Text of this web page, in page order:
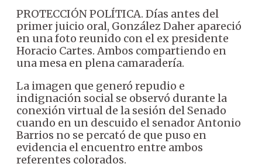
PROTECCIÓN POLÍTICA. Días antes del
primer juicio oral, González Daher apareció
en una foto reunido con el ex presidente
Horacio Cartes. Ambos compartiendo en
una mesa en plena camaradería.
La imagen que generó repudio e
indignación social se observó durante la
conexión virtual de la sesión del Senado
cuando en un descuido el senador Antonio
Barrios no se percató de que puso en
evidencia el encuentro entre ambos
referentes colorados.